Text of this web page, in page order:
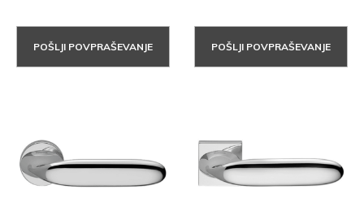
POŠLJI POVPRAŠEVANJE POŠLJI POVPRAŠEVANJE